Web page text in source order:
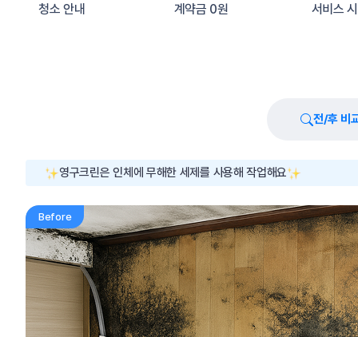
청소 안내
계약금 0원
서비스
전/후 비
영구크린은 인체에 무해한 세제를 사용해 작업해요
Before